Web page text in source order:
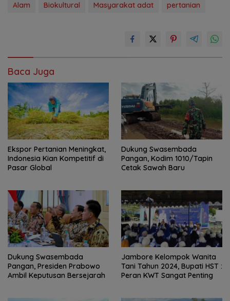
Alam Biokultural Masyarakat adat pertanian
Baca Juga
Ekspor Pertanian Meningkat,
Indonesia Kian Kompetitif di
Pasar Global
Dukung Swasembada
Pangan, Kodim 1010/Tapin
Cetak Sawah Baru
Dukung Swasembada
Pangan, Presiden Prabowo
Ambil Keputusan Bersejarah
Jambore Kelompok Wanita
Tani Tahun 2024, Bupati HST :
Peran KWT Sangat Penting